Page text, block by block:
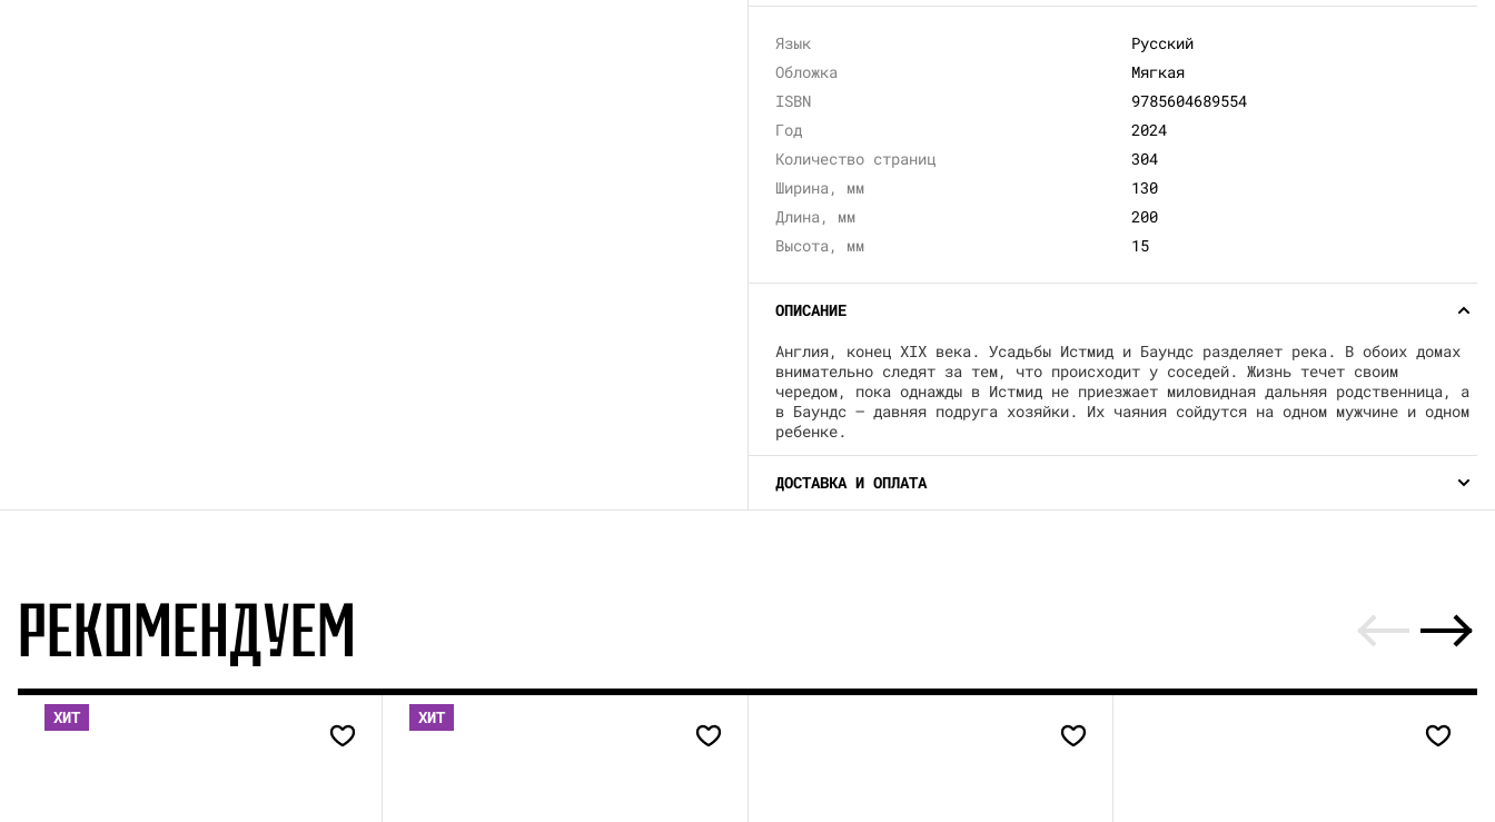
Язык
Русский
Обложка
Мягкая
ISBN
9785604689554
Год
2024
Количество страниц
304
Ширина, мм
130
Длина, мм
200
Высота, мм
15
ОПИСАНИЕ
Англия, конец XIX века. Усадьбы Истмид и Баундс разделяет река. В обоих домах
внимательно следят за тем, что происходит у соседей. Жизнь течет своим
чередом, пока однажды в Истмид не приезжает миловидная дальняя родственница, а
в Баундс – давняя подруга хозяйки. Их чаяния сойдутся на одном мужчине и одном
ребенке.
ДОСТАВКА И ОПЛАТА
РЕКОМЕНДУЕМ
ХИТ ХИТ